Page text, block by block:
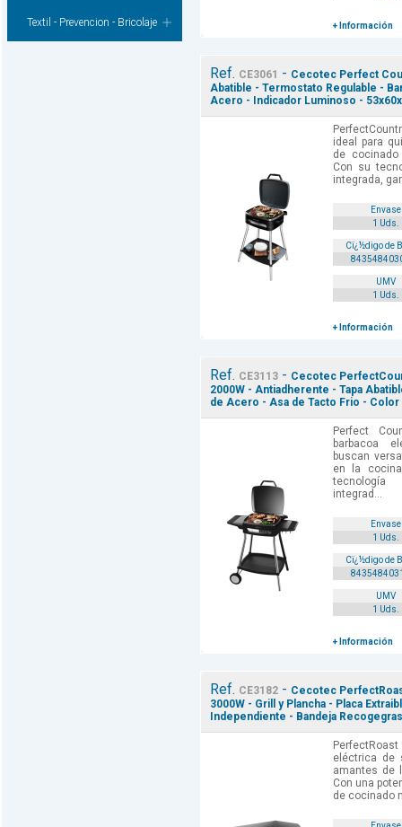
Textil - Prevencion - Bricolaje + Información
Ref. CE3061 - Cecotec Perfect
Abatible - Termostato Regulable -
Acero - Indicador Luminoso -
ideal para
de
Con su
integrada,
Envase
1 Uds.
Cï¿½digo de
UMV
1 Uds.
+ Información
Ref. CE3113- Cecotec
2000W - Antiadherente - Tapa
de Acero - Asa de Tacto Frio -
Perfect
barbacoa
buscan
en la
tecnología
integrad...
Envase
1 Uds.
Cï¿½digo de
UMV
1 Uds.
+ Información
Ref. CE3182- Cecotec
3000W - Grill y Plancha - Placa
Independiente - Bandeja
eléctrica de
amantes de
Con una
de cocinado